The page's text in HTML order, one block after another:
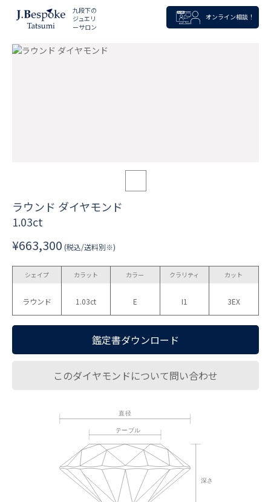
九段下の
ジュエリ
ーサロン
オンライン相談！
ラウンド ダイヤモンド
1.03ct
¥663,300 (税込/送料別※)
シェイプ
ラウンド
カラット
1.03ct
カラー
E
クラリティ
I1
カット
3EX
鑑定書ダウンロード
このダイヤモンドについて問い合わせ